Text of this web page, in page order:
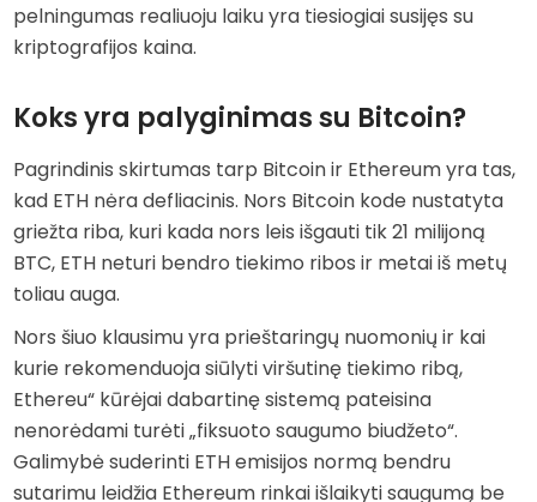
pelningumas realiuoju laiku yra tiesiogiai susijęs su
kriptografijos kaina.
Koks yra palyginimas su Bitcoin?
Pagrindinis skirtumas tarp Bitcoin ir Ethereum yra tas,
kad ETH nėra defliacinis. Nors Bitcoin kode nustatyta
griežta riba, kuri kada nors leis išgauti tik 21 milijoną
BTC, ETH neturi bendro tiekimo ribos ir metai iš metų
toliau auga.
Nors šiuo klausimu yra prieštaringų nuomonių ir kai
kurie rekomenduoja siūlyti viršutinę tiekimo ribą,
Ethereu“ kūrėjai dabartinę sistemą pateisina
nenorėdami turėti „fiksuoto saugumo biudžeto“.
Galimybė suderinti ETH emisijos normą bendru
sutarimu leidžia Ethereum rinkai išlaikyti saugumą be